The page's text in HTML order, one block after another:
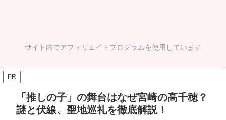
サイト内でアフィリエイトプログラムを使用しています
PR
「推しの子」の舞台はなぜ宮崎の高千穂？
謎と伏線、聖地巡礼を徹底解説！